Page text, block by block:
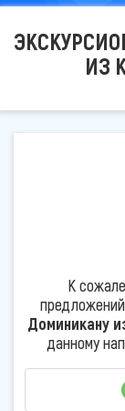
ИЗ
К
Доминикану
данному